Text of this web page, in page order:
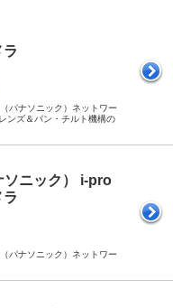
パナソニック）ネットワー
ンズ＆パン・チルト機構の
ニック） i-pro
パナソニック）ネットワー